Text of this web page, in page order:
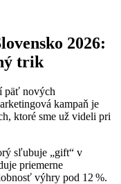
2026:
trik
päť nových
kampaň je
ktoré sme už videli pri
sľubuje „gift“ v
priemerne
výhry pod 12 %.